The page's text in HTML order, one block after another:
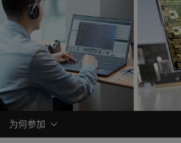
为何参加